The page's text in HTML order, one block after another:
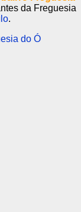
da Freguesia
.
do Ó